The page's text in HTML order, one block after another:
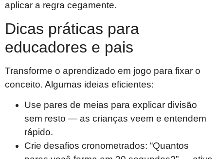
aplicar a regra cegamente.
Dicas práticas para
educadores e pais
Transforme o aprendizado em jogo para fixar o
conceito. Algumas ideias eficientes:
Use pares de meias para explicar divisão
sem resto — as crianças veem e entendem
rápido.
Crie desafios cronometrados: “Quantos